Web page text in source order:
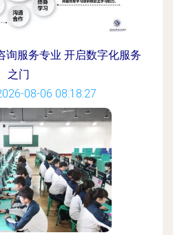
询服务专业 开启数字化服务
之门
08-06 08:18:27